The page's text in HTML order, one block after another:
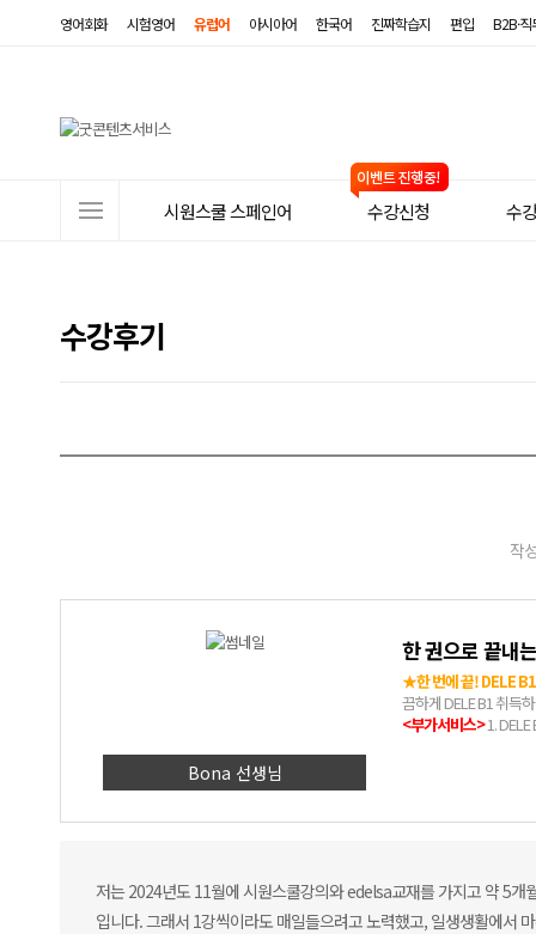
영어회화 시험영어 유럽어 아시아어 한국어 진짜학습지 편입 B2B·
뉴
시원스쿨 스페인어 수강신청 수
수강후기
작
Bona 선생님
한 권으로 끝내
★한 번에 끝! DELE
끔하게 DELE B1 취득
<부가서비스>1.
저는 2024년도 11월에 시원스쿨강의와 edelsa교재를 가지고 약 5
입니다. 그래서 1강씩이라도 매일들으려고 노력했고, 일생생활에서